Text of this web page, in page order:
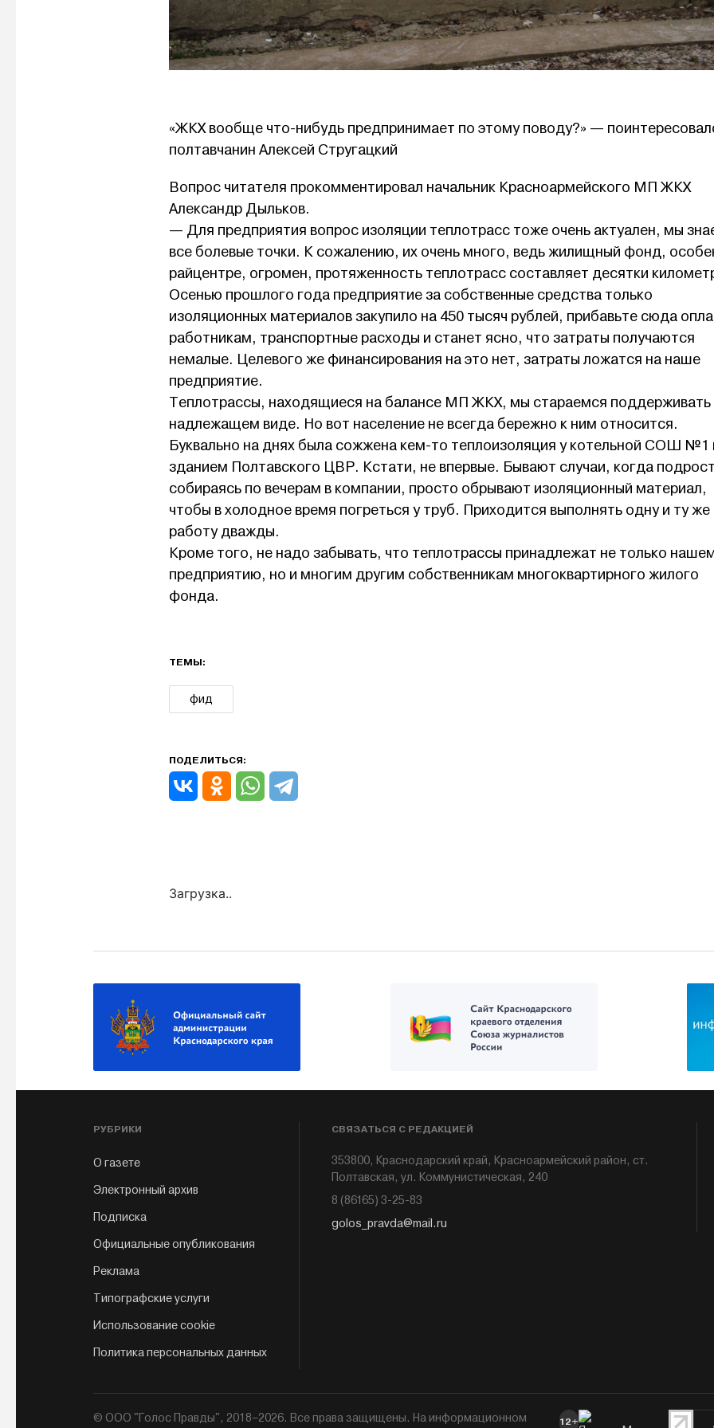
«ЖКХ вообще что-нибудь предпринимает по этому поводу?» —
полтавчанин Алексей Стругацкий
Вопрос читателя прокомментировал начальник Красноармейского МП ЖКХ
Александр Дыльков.
— Для предприятия вопрос изоляции теплотрасс тоже очень актуален, мы
все болевые точки. К сожалению, их очень много, ведь жилищный фонд,
райцентре, огромен, протяженность теплотрасс составляет десятки
Осенью прошлого года предприятие за собственные средства только
изоляционных материалов закупило на 450 тысяч рублей, прибавьте сюда
работникам, транспортные расходы и станет ясно, что затраты получаются
немалые. Целевого же финансирования на это нет, затраты ложатся на наше
предприятие.
Теплотрассы, находящиеся на балансе МП ЖКХ, мы стараемся поддерживать
надлежащем виде. Но вот население не всегда бережно к ним относится.
Буквально на днях была сожжена кем-то теплоизоляция у котельной СОШ №1
зданием Полтавского ЦВР. Кстати, не впервые. Бывают случаи, когда
собираясь по вечерам в компании, просто обрывают изоляционный материал,
чтобы в холодное время погреться у труб. Приходится выполнять одну и ту же
работу дважды.
Кроме того, не надо забывать, что теплотрассы принадлежат не только
предприятию, но и многим другим собственникам многоквартирного жилого
фонда.
ТЕМЫ:
фид
ПОДЕЛИТЬСЯ:
Загрузка..
РУБРИКИ
О газете
Электронный архив
Подписка
Официальные опубликования
Реклама
Типографские услуги
Использование cookie
Политика персональных данных
СВЯЗАТЬСЯ С РЕДАКЦИЕЙ
353800, Краснодарский край, Красноармейский район, ст.
Полтавская, ул. Коммунистическая, 240
8 (86165) 3-25-83
golos_pravda@mail.ru
© ООО "Голос Правды", 2018–2026. Все права защищены. На информационном
12+